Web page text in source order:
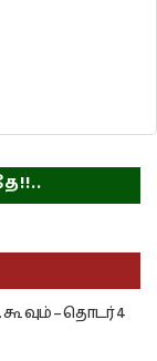
கூ வும் – தொடர் 4